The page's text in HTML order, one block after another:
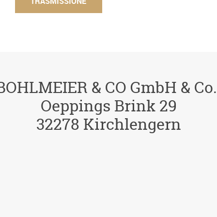
& CO GmbH &
Oeppings Brink 29
32278 Kirchlengern